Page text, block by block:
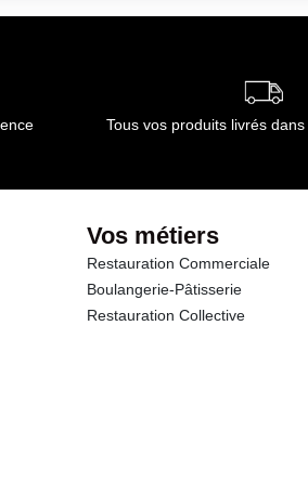
Tous vos produits livrés
Vos métiers
Restauration Commerciale
Boulangerie-Pâtisserie
Restauration Collective